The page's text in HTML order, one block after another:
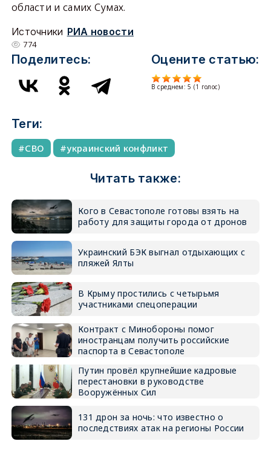
области и самих Сумах.
Источники РИА новости
774
Поделитесь: Оцените статью:
В среднем:5 (1 голос)
Теги:
СВО украинский конфликт
Читать также:
Кого в Севастополе готовы взять на
работу для защиты города от дронов
Украинский БЭК выгнал отдыхающих с
пляжей Ялты
В Крыму простились с четырьмя
участниками спецоперации
Контракт с Минобороны помог
иностранцам получить российские
паспорта в Севастополе
Путин провёл крупнейшие кадровые
перестановки в руководстве
Вооружённых Сил
131 дрон за ночь: что известно о
последствиях атак на регионы России